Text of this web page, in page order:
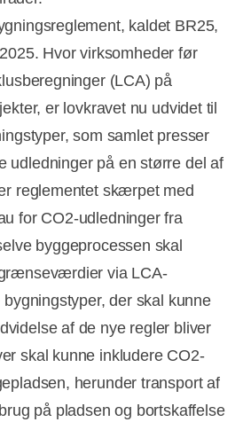
kaldet BR25,
Hvor virksomheder før
(LCA) på
er lovkravet nu udvidet til
som samlet presser
udledninger på en større del af
reglementet skærpet med
for CO2-udledninger fra
byggeprocessen skal
via LCA-
der skal kunne
af de nye regler bliver
skal kunne inkludere CO2-
herunder transport af
på pladsen og bortskaffelse